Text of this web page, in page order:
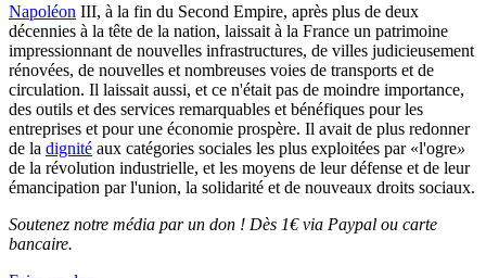
Napoléon III, à la fin du Second Empire, après plus de deux
décennies à la tête de la nation, laissait à la France un patrimoine
impressionnant de nouvelles infrastructures, de villes judicieusement
rénovées, de nouvelles et nombreuses voies de transports et de
circulation. Il laissait aussi, et ce n'était pas de moindre importance,
des outils et des services remarquables et bénéfiques pour les
entreprises et pour une économie prospère. Il avait de plus redonner
de la dignité aux catégories sociales les plus exploitées par «l'ogre»
de la révolution industrielle, et les moyens de leur défense et de leur
émancipation par l'union, la solidarité et de nouveaux droits sociaux.
Soutenez notre média par un don ! Dès 1€ via Paypal ou carte
bancaire.